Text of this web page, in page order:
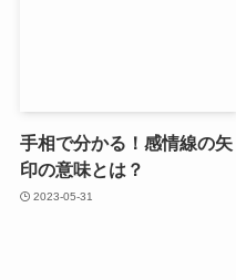
手相で分かる！感情線の矢
印の意味とは？
2023-05-31